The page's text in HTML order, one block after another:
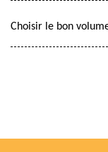
Choisir le bon